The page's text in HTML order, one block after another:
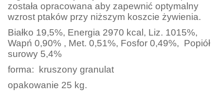
została opracowana aby zapewnić optymalny
wzrost ptaków przy niższym koszcie żywienia.
Białko 19,5%, Energia 2970 kcal, Liz. 1015%,
Wapń 0,90% , Met. 0,51%, Fosfor 0,49%, Popiół
surowy 5,4%
forma: kruszony granulat
opakowanie 25 kg.